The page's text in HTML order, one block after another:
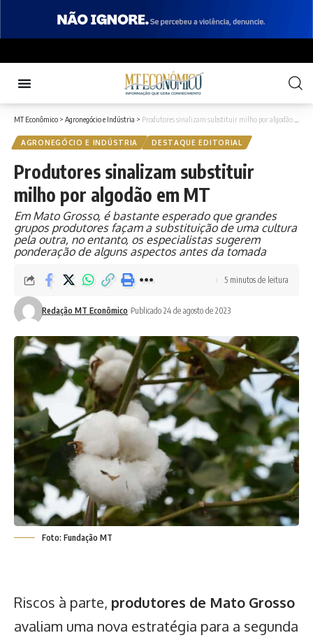
MT Econômico > Agronegócio e Indústria > Produtores sinalizam substituir milho por algodão em MT
AGRONEGÓCIO E INDÚSTRIA DESTAQUE EDITORIAL
Produtores sinalizam substituir
milho por algodão em MT
Em Mato Grosso, é bastante esperado que grandes
grupos produtores façam a substituição de uma cultura
pela outra, no entanto, os especialistas sugerem
ponderação de alguns aspectos antes da tomada
Redação MT Econômico Publicado 24 de agosto de 2023
5 minutos de leitura
Foto: Fundação MT
Riscos à parte, produtores de Mato Grosso
avaliam uma nova estratégia para a segunda